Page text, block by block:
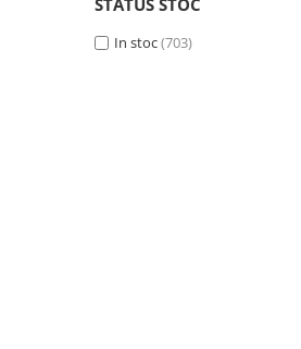
STATUS STOC
In stoc(703)